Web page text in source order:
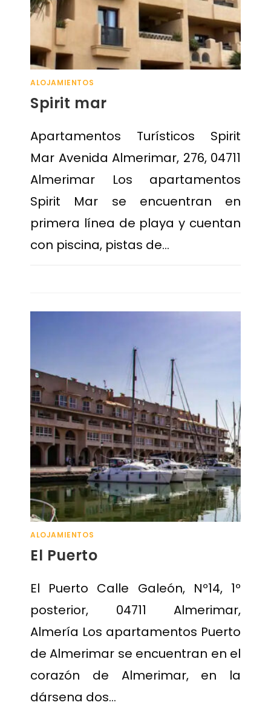
ALOJAMIENTOS
Spirit mar
Apartamentos Turísticos Spirit
Mar Avenida Almerimar, 276, 04711
Almerimar Los apartamentos
Spirit Mar se encuentran en
primera línea de playa y cuentan
con piscina, pistas de…
ALOJAMIENTOS
El Puerto
El Puerto Calle Galeón, Nº14, 1º
posterior, 04711 Almerimar,
Almería Los apartamentos Puerto
de Almerimar se encuentran en el
corazón de Almerimar, en la
dársena dos…